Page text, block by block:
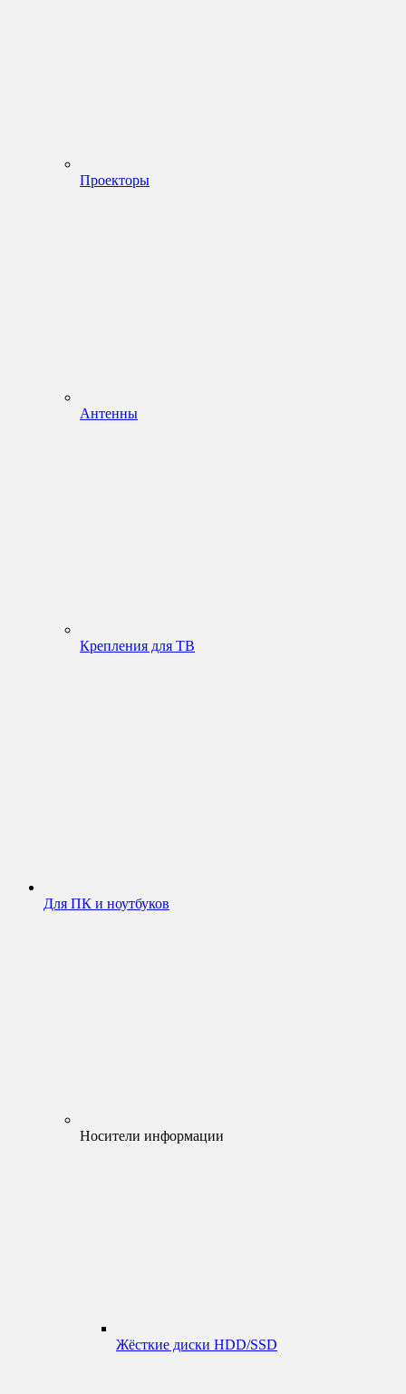
Проекторы
Антенны
Крепления для ТВ
Для ПК и ноутбуков
Носители информации
Жёсткие диски HDD/SSD